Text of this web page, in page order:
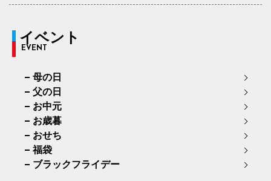
イベント
EVENT
母の日
父の日
お中元
お歳暮
おせち
福袋
ブラックフライデー